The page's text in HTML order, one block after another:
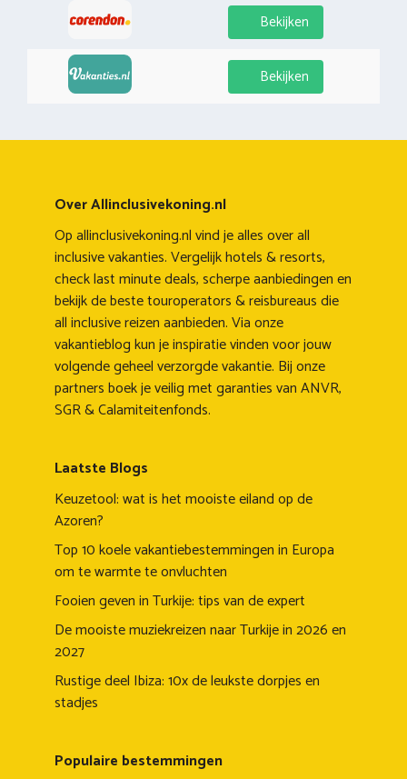
Bekijken
Bekijken
Over Allinclusivekoning.nl
Op allinclusivekoning.nl vind je alles over all
inclusive vakanties. Vergelijk hotels & resorts,
check last minute deals, scherpe aanbiedingen en
bekijk de beste touroperators & reisbureaus die
all inclusive reizen aanbieden. Via onze
vakantieblog kun je inspiratie vinden voor jouw
volgende geheel verzorgde vakantie. Bij onze
partners boek je veilig met garanties van ANVR,
SGR & Calamiteitenfonds.
Laatste Blogs
Keuzetool: wat is het mooiste eiland op de
Azoren?
Top 10 koele vakantiebestemmingen in Europa
om te warmte te onvluchten
Fooien geven in Turkije: tips van de expert
De mooiste muziekreizen naar Turkije in 2026 en
2027
Rustige deel Ibiza: 10x de leukste dorpjes en
stadjes
Populaire bestemmingen